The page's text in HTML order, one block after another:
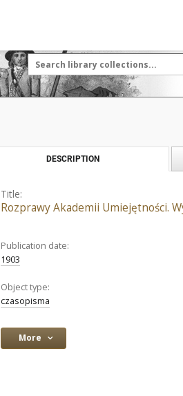
DESCRIPTION
Title:
Rozprawy Akademii Umiejętności.
Publication date:
1903
Object type:
czasopisma
More